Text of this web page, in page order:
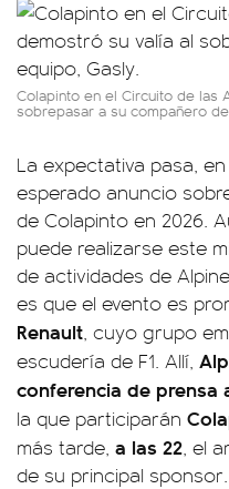
Colapinto en el Circuito de las
sobrepasar a su compañero
La expectativa pasa,
esperado anuncio
de Colapinto en 2026.
puede realizarse este
de actividades de
es que el evento es
Renault, cuyo grupo
escudería de F1. Allí,
conferencia de prensa
la que participarán
más tarde, a las 22, el
de su principal sponsor.